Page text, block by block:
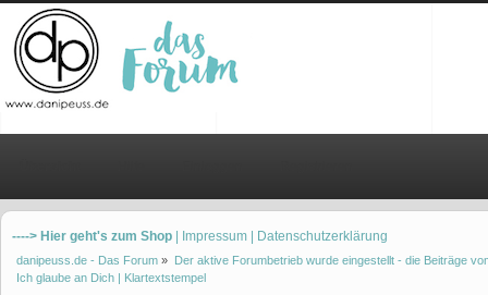
----> Hier geht's zum Shop | Impressum | Datenschutzerklärung
danipeuss.de - Das Forum » Der aktive Forumbetrieb wurde eingestellt - die Beiträge
Ich glaube an Dich | Klartextstempel